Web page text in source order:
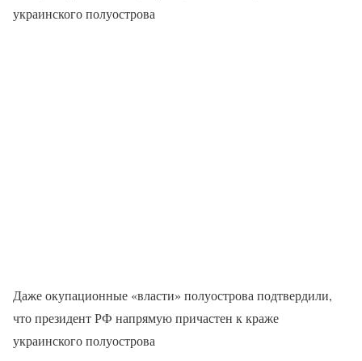
украинского полуострова
Даже окупационные «власти» полуострова подтвердили,
что президент РФ напрямую причастен к краже
украинского полуострова